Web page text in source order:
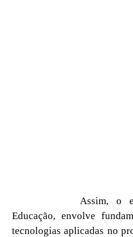
Assim, o
Educação, envolve
tecnologias aplicadas no